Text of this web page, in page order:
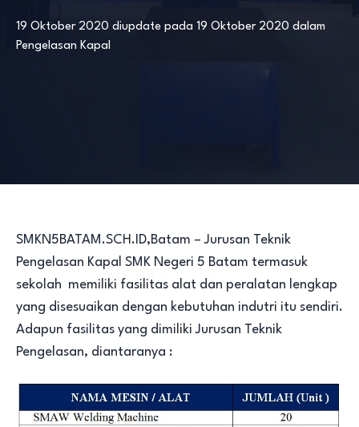
19 Oktober 2020 diupdate pada 19 Oktober 2020 dalam
Pengelasan Kapal
SMKN5BATAM.SCH.ID,Batam – Jurusan Teknik
Pengelasan Kapal SMK Negeri 5 Batam termasuk
sekolah memiliki fasilitas alat dan peralatan lengkap
yang disesuaikan dengan kebutuhan indutri itu sendiri.
Adapun fasilitas yang dimiliki Jurusan Teknik
Pengelasan, diantaranya :